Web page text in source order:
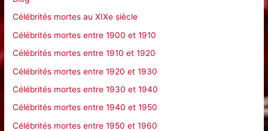
r
:
Célébrités mortes au XIXe siècle
Célébrités mortes entre 1900 et 1910
Célébrités mortes entre 1910 et 1920
Célébrités mortes entre 1920 et 1930
Célébrités mortes entre 1930 et 1940
Célébrités mortes entre 1940 et 1950
Célébrités mortes entre 1950 et 1960